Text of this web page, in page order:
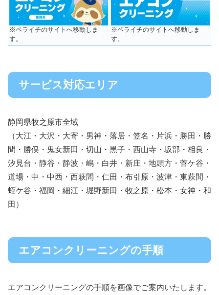
※ペライチのサイトへ移動しま
す。
※ペライチのサイトへ移動しま
す。
サービス対応エリア
静岡県牧之原市全域
（大江・大沢・大寄・男神・落居・笠名・片浜・勝田・勝
間・勝俣・鬼女新田・切山・黒子・西山寺・坂部・相良・
汐見台・静谷・静波・嶋・白井・新庄・地頭方・菅ケ谷・
道場・中・中西・西萩間・仁田・布引原・波津・東萩間・
蛭ケ谷・福岡・細江・堀野新田・牧之原・松本・女神・和
田）
エアコンクリーニングの手順
エアコンクリーニングの手順を画像でご案内いたします。